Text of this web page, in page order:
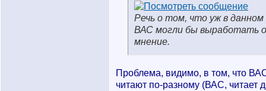
Речь о том, что уж в данном
ВАС могли бы выработать
мнение.
Проблема, видимо, в том, что
читают по-разному (ВАС, читает